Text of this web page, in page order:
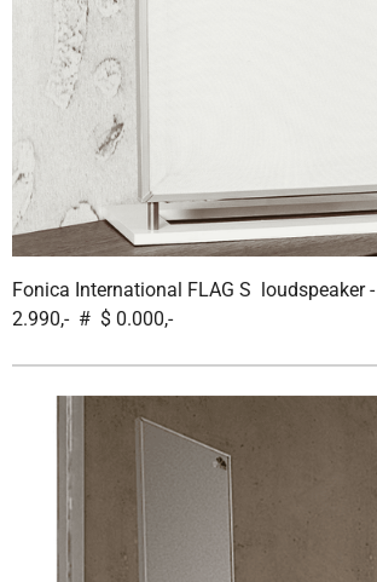
Fonica International FLAG S loudspeaker -
2.990,- # $ 0.000,-